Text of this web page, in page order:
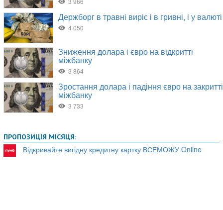
ПРОПОЗИЦІЯ МІСЯЦЯ:
Відкривайте вигідну кредитну картку ВСЕМОЖУ Online